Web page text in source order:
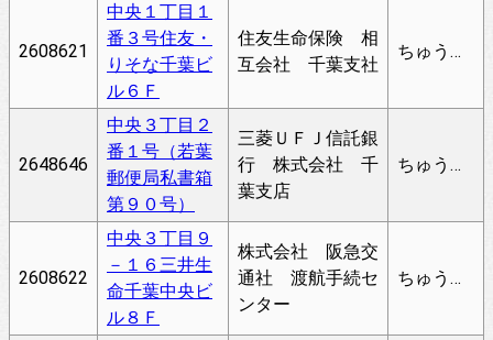
2608621
中央１丁目１
番３号住友・
りそな千葉ビ
ル６Ｆ
住友生命保険 相
互会社 千葉支社
ちゅうおう
2648646
中央３丁目２
番１号（若葉
郵便局私書箱
第９０号）
三菱ＵＦＪ信託銀
行 株式会社 千
葉支店
ちゅうおう
2608622
中央３丁目９
－１６三井生
命千葉中央ビ
ル８Ｆ
株式会社 阪急交
通社 渡航手続セ
ンター
ちゅうおう